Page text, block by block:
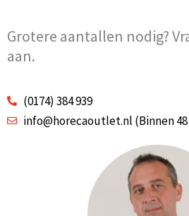
Grotere aantallen nodig?
aan.
(0174) 384 939
info@horecaoutlet.nl (Binnen